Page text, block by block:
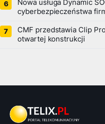
Nowa usługa Dynamic
cyberbezpieczeństwa
CMF przedstawia Clip
otwartej konstrukcji